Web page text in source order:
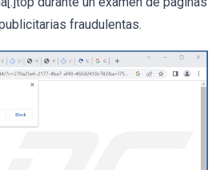
fraudulentas.